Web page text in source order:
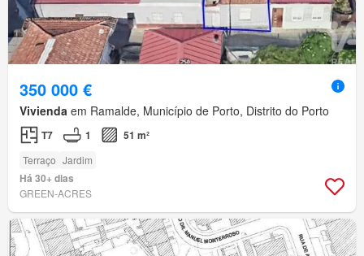
350 000 €
Vivienda em Ramalde, Município de Porto, Distrito do Porto
T7 1 51 m²
Terraço Jardim
Há 30+ dias
GREEN-ACRES